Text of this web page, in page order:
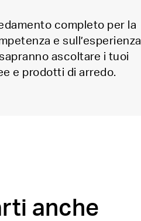
completo per la
e sull’esperienza
ascoltare i tuoi
e prodotti di arredo.
anche